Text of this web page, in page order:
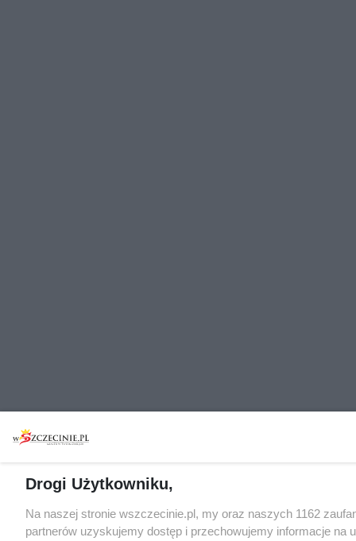
Drogi Użytkowniku,
Na naszej stronie wszczecinie.pl, my oraz naszych 1162
partnerów uzyskujemy dostęp i przechowujemy informacje na